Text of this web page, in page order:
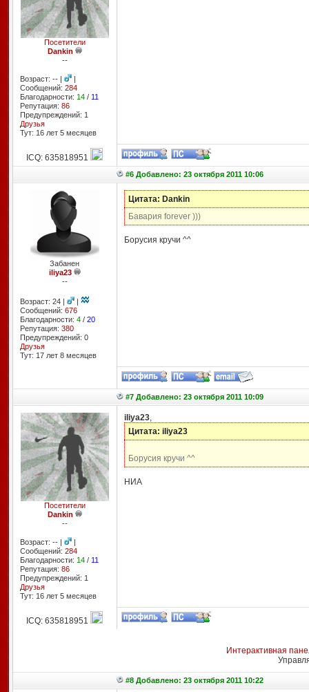
Посетители
Dankin
--
Возраст: -- |
|
Сообщений: 284
Благодарности: 14/ 11
Репутация: 86
Предупреждений: 1
Друзья
Тут: 16 лет 5 месяцев
ICQ: 635818951
#6 Добавлено: 23 октября 2011 10:06
Забанен
iliya23
--
Возраст: 24 |
|
Сообщений: 676
Благодарности: 4/ 20
Репутация: 380
Предупреждений: 0
Друзья
Тут: 17 лет 8 месяцев
Цитата: Dankin
Бавария forever )))
Борусия кручи ^^
#7 Добавлено: 23 октября 2011 10:09
Посетители
Dankin
--
Возраст: -- |
|
Сообщений: 284
Благодарности: 14/ 11
Репутация: 86
Предупреждений: 1
Друзья
Тут: 16 лет 5 месяцев
iliya23,
Цитата: iliya23
Борусия кручи ^^
НИА
ICQ: 635818951
Интерактивная
#8 Добавлено: 23 октября 2011 10:22